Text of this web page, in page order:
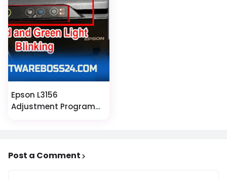
Epson L3156
Adjustment Program
Post a Comment